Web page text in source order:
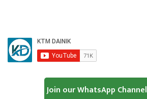
Join our WhatsApp Channel